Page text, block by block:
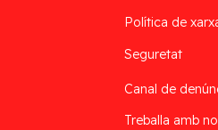
Política de
Seguretat
Canal de
Treballa amb